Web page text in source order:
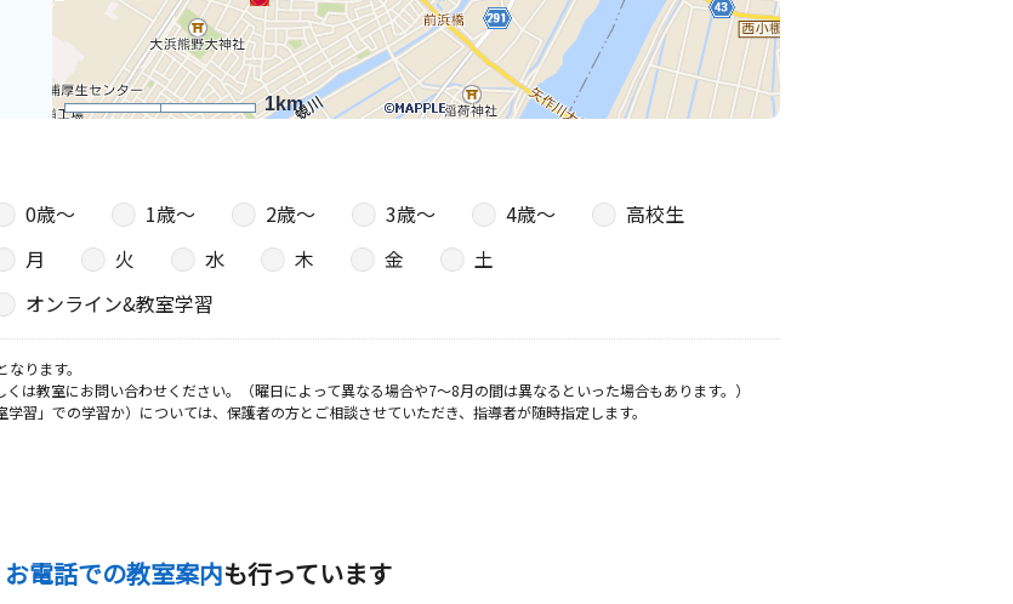
1km
0歳〜 1歳〜 2歳〜 3歳〜 4歳〜
高校生
月 火 水 木 金
土
オンライン&教室学習
ります。
は教室にお問い合わせください。（曜日によって異なる場合や7～8月の間は異なるといった場合もあります。）
習」での学習か）については、保護者の方とご相談させていただき、指導者が随時指定します。
お電話での教室案内も行っています